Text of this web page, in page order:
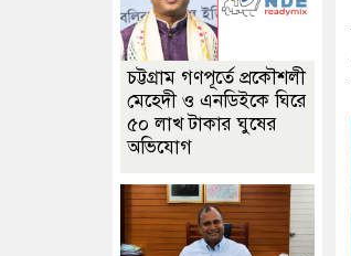
চট্টগ্রাম গণপূর্তে প্রকৌশলী
মেহেদী ও এনডিইকে ঘিরে
৫০ লাখ টাকার ঘুষের
অভিযোগ